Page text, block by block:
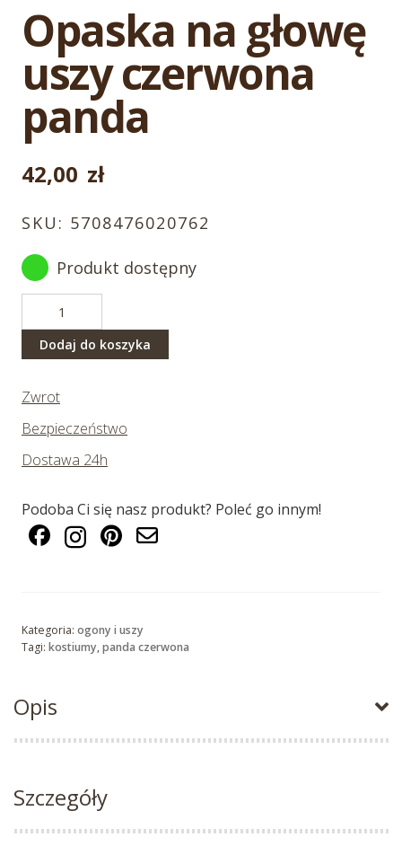
Opaska na głowę
uszy czerwona
panda
42,00 zł
SKU: 5708476020762
Produkt dostępny
Opaska
głowę
czerwona
panda
Dodaj do koszyka
Zwrot
Bezpieczeństwo
Dostawa 24h
Podoba Ci się nasz produkt? Poleć go innym!
Kategoria: ogony i uszy
Tagi: kostiumy,panda czerwona
Opis
Szczegóły